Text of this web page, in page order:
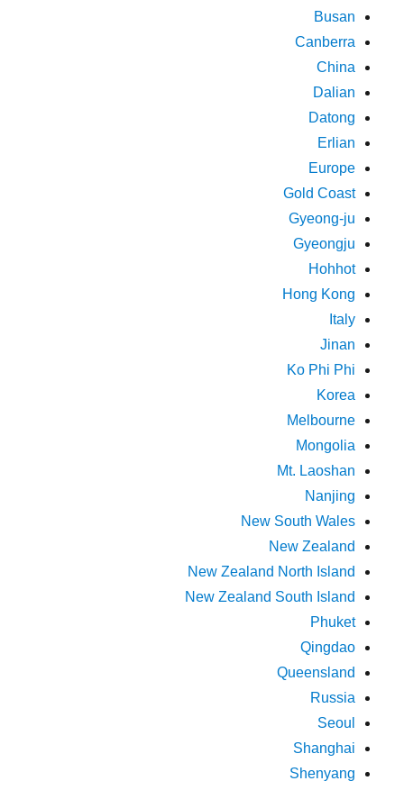
Busan
Canberra
China
Dalian
Datong
Erlian
Europe
Gold Coast
Gyeong-ju
Gyeongju
Hohhot
Hong Kong
Italy
Jinan
Ko Phi Phi
Korea
Melbourne
Mongolia
Mt. Laoshan
Nanjing
New South Wales
New Zealand
New Zealand North Island
New Zealand South Island
Phuket
Qingdao
Queensland
Russia
Seoul
Shanghai
Shenyang